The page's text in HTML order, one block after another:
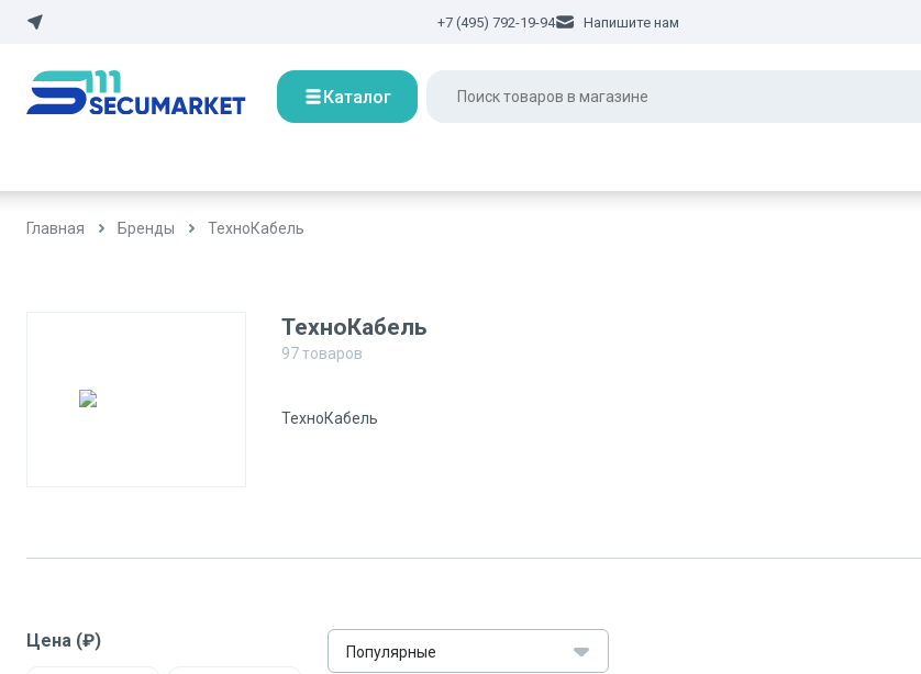
+7 (495) 792-19-94 Напишите нам
Каталог
Главная Бренды ТехноКабель
ТехноКабель
97товаров
ТехноКабель
Цена (₽)
Популярные